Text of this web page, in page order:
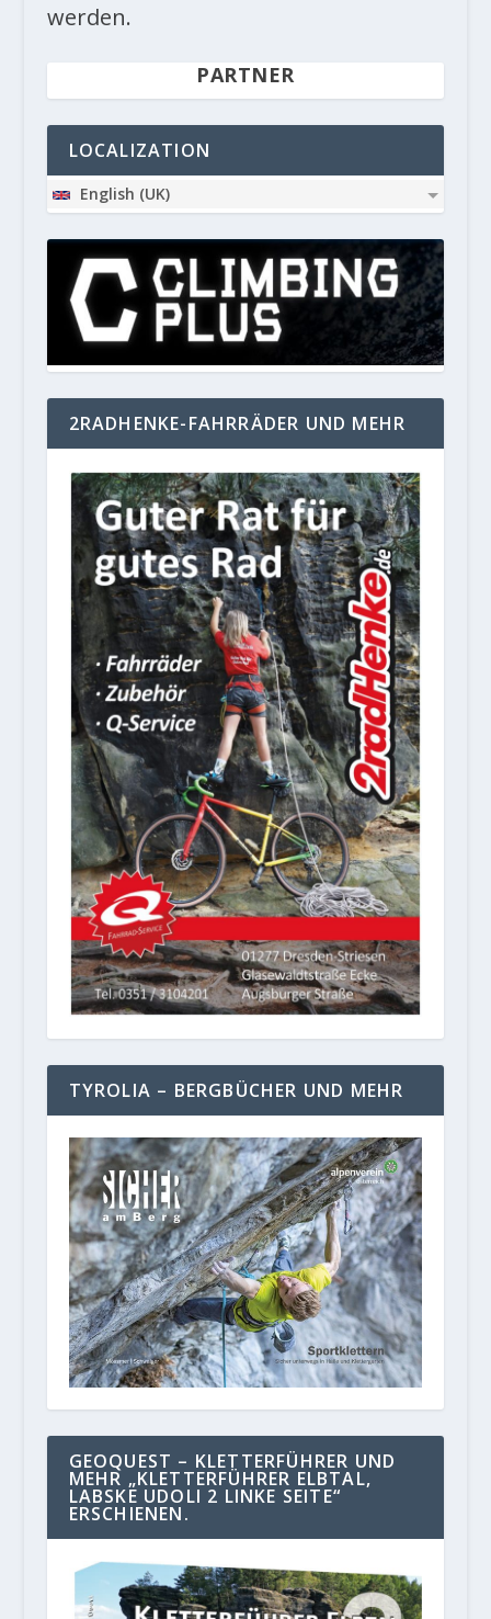
werden.
PARTNER
LOCALIZATION
English (UK)
2RADHENKE-FAHRRÄDER UND MEHR
TYROLIA – BERGBÜCHER UND MEHR
GEOQUEST – KLETTERFÜHRER UND
MEHR „KLETTERFÜHRER ELBTAL,
LABSKE UDOLI 2 LINKE SEITE“
ERSCHIENEN.